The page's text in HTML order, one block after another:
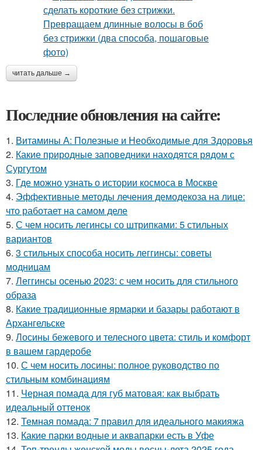
читать дальше →
Последние обновления на сайте:
1. Витамины А: Полезные и Необходимые для Здоровья
2. Какие природные заповедники находятся рядом с
Сургутом
3. Где можно узнать о истории космоса в Москве
4. Эффективные методы лечения демодекоза на лице:
что работает на самом деле
5. С чем носить легинсы со штрипками: 5 стильных
вариантов
6. 3 стильных способа носить леггинсы: советы
модницам
7. Леггинсы осенью 2023: с чем носить для стильного
образа
8. Какие традиционные ярмарки и базары работают в
Архангельске
9. Лосины бежевого и телесного цвета: стиль и комфорт
в вашем гардеробе
10. С чем носить лосины: полное руководство по
стильным комбинациям
11. Черная помада для губ матовая: как выбрать
идеальный оттенок
12. Темная помада: 7 правил для идеального макияжа
13. Какие парки водные и аквапарки есть в Уфе